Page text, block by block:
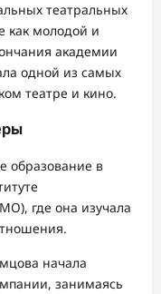
театральных
как молодой и
академии
одной из самых
театре и кино.
образование в
где она изучала
начала
занимаясь